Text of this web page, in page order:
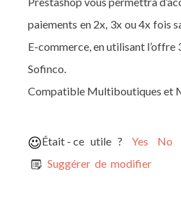
paiements en 2x, 3x ou 4x fois
E-commerce, en utilisant l’offre
Sofinco.
Compatible Multiboutiques et
Était - ce utile ? Yes
No
Suggérer de modifier